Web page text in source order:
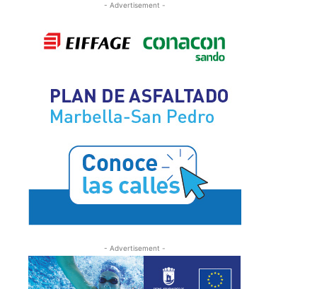
- Advertisement -
- Advertisement -